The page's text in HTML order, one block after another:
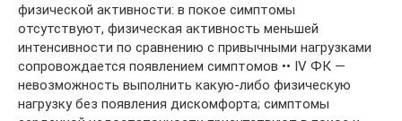
физической активности: в покое симптомы
отсутствуют, физическая активность меньшей
интенсивности по сравнению с привычными нагрузками
сопровождается появлением симптомов •• IV ФК —
невозможность выполнить какую-либо физическую
нагрузку без появления дискомфорта; симптомы